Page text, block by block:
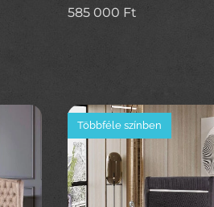
585 000 Ft
Többféle színben